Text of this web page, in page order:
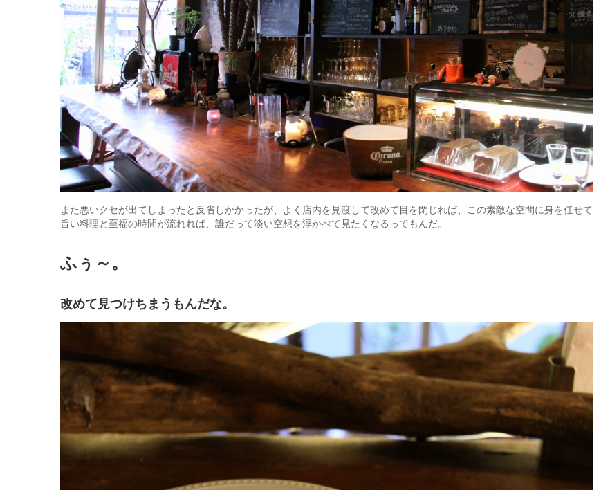
また悪いクセが出てしまったと反省しかかったが、よく店内を見渡して改めて目を閉じれば、この素敵な空間に身を任せて
旨い料理と至福の時間が流れれば、誰だって淡い空想を浮かべて見たくなるってもんだ。
ふぅ～。
改めて見つけちまうもんだな。